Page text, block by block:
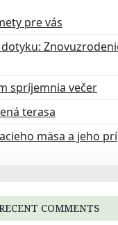
pre vás
spríjemnia večer
terasa
mäsa a jeho
COMMENTS